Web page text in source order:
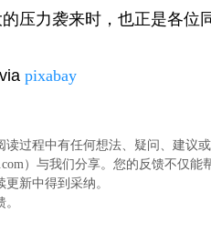
压力袭来时，也正是各位
via pixabay
过程中有任何想法、疑问、建议
）与我们分享。您的反馈不仅
新中得到采纳。